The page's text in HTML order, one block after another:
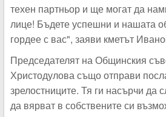
техен партньор и ще могат да
лице! Бъдете успешни и нашата
гордее с вас", заяви кметът
Председателят на Общинския
Христодулова също отправи
зрелостниците. Тя ги насърчи да
да вярват в собствените си